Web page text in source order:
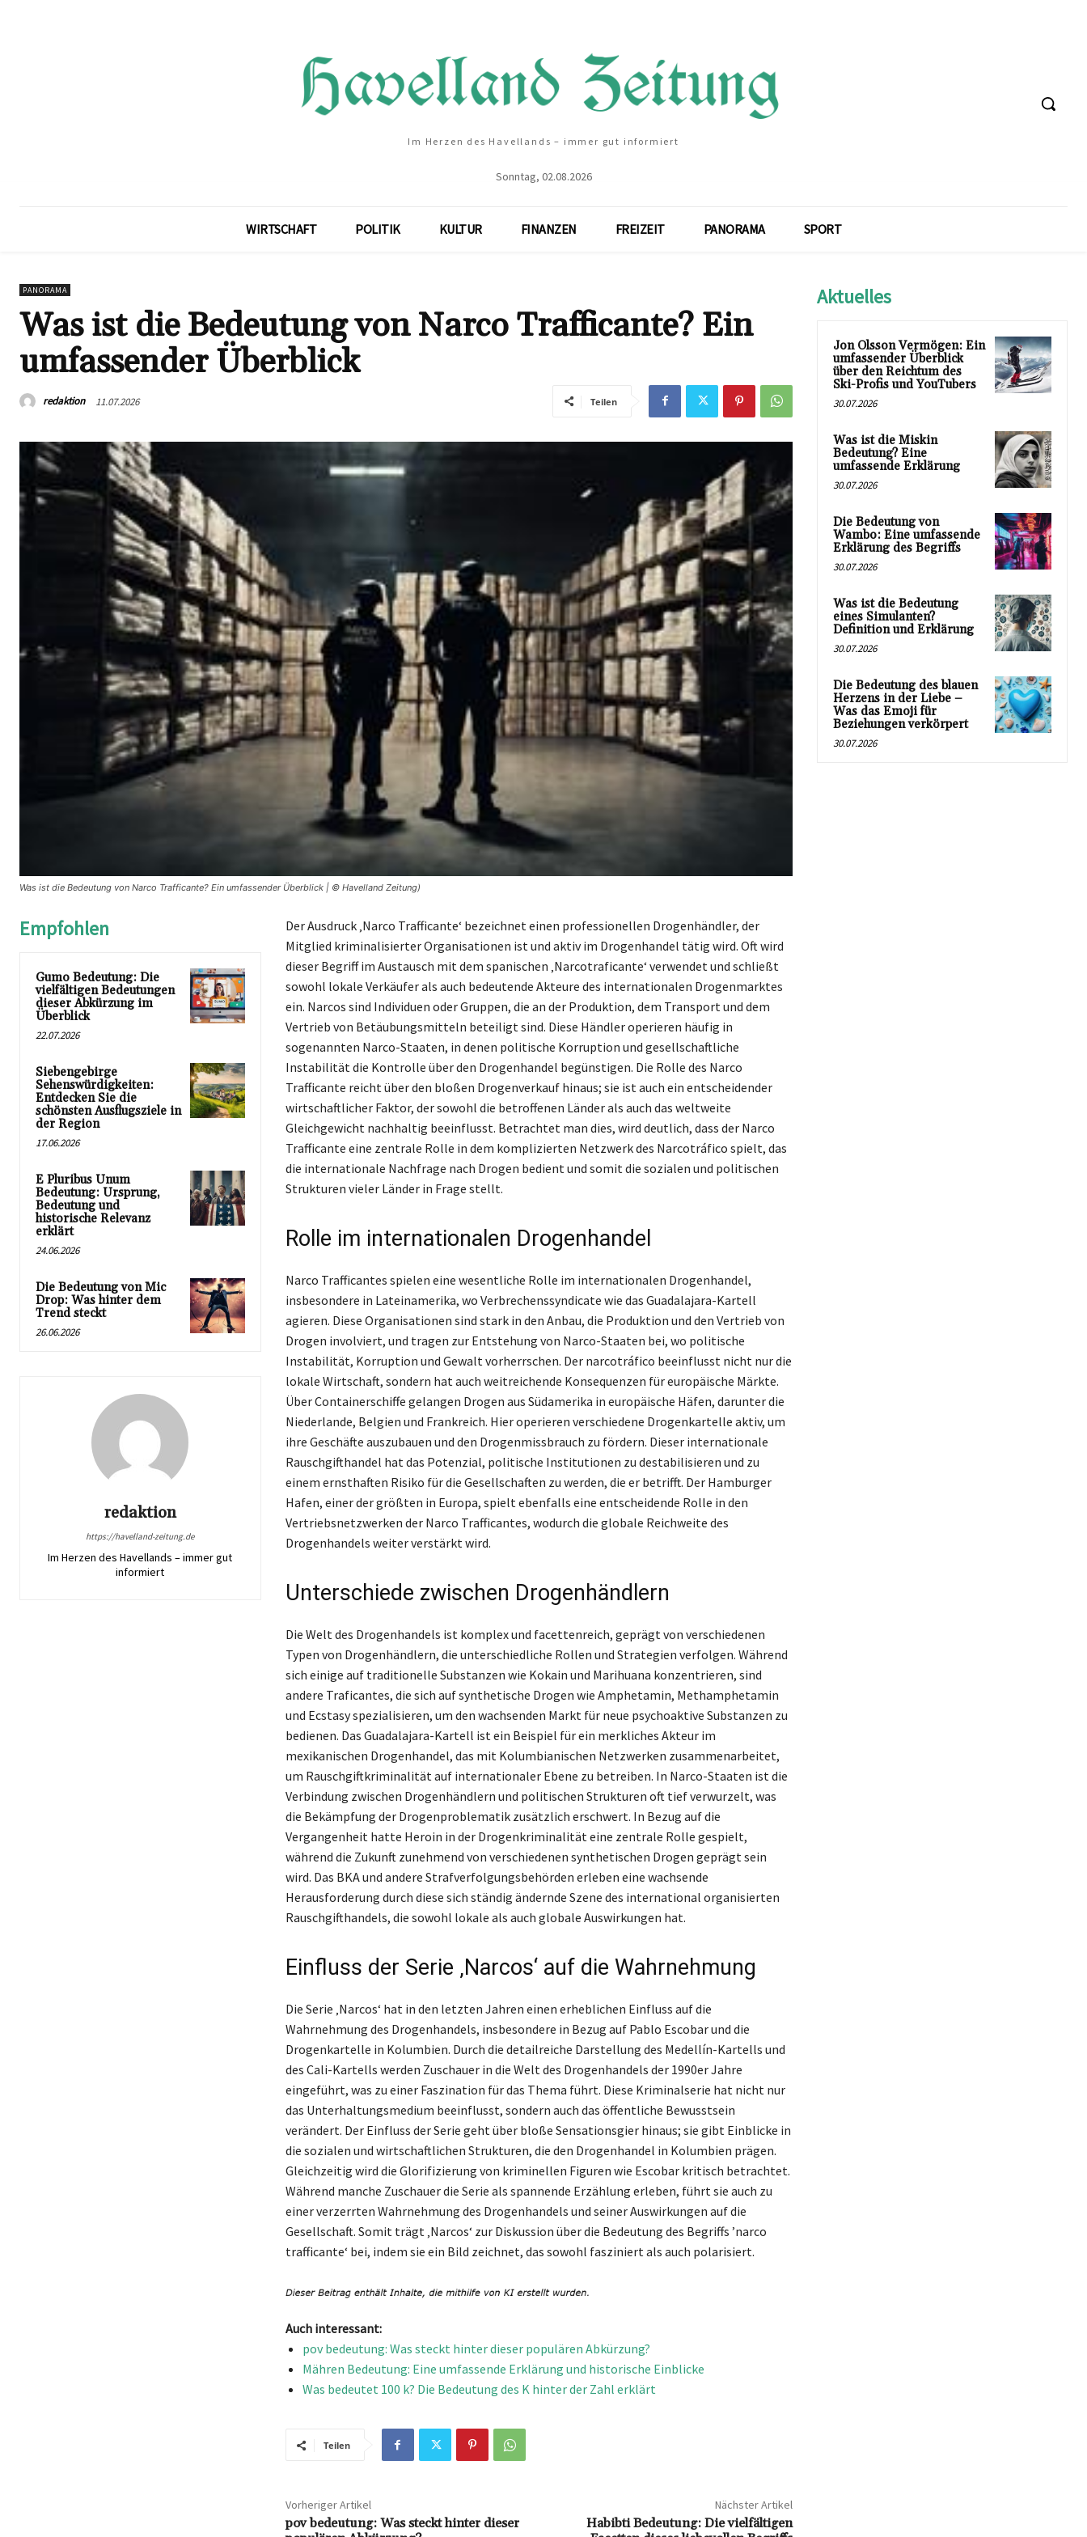
Im Herzen des Havellands – immer gut informiert
Sonntag, 02.08.2026
WIRTSCHAFT POLITIK KULTUR FINANZEN FREIZEIT PANORAMA SPORT
PANORAMA
Was ist die Bedeutung von Narco Trafficante? Ein
umfassender Überblick
redaktion 11.07.2026 Teilen
Was ist die Bedeutung von Narco Trafficante? Ein umfassender Überblick | © Havelland Zeitung)
Empfohlen
Gumo Bedeutung: Die
vielfältigen Bedeutungen
dieser Abkürzung im
Überblick
22.07.2026
Siebengebirge
Sehenswürdigkeiten:
Entdecken Sie die
schönsten Ausflugsziele in
der Region
17.06.2026
E Pluribus Unum
Bedeutung: Ursprung,
Bedeutung und
historische Relevanz
erklärt
24.06.2026
Die Bedeutung von Mic
Drop: Was hinter dem
Trend steckt
26.06.2026
redaktion
https://havelland-zeitung.de
Im Herzen des Havellands – immer gut
informiert
Der Ausdruck ‚Narco Trafficante‘ bezeichnet einen professionellen Drogenhändler, der
Mitglied kriminalisierter Organisationen ist und aktiv im Drogenhandel tätig wird. Oft wird
dieser Begriff im Austausch mit dem spanischen ‚Narcotraficante‘ verwendet und schließt
sowohl lokale Verkäufer als auch bedeutende Akteure des internationalen Drogenmarktes
ein. Narcos sind Individuen oder Gruppen, die an der Produktion, dem Transport und dem
Vertrieb von Betäubungsmitteln beteiligt sind. Diese Händler operieren häufig in
sogenannten Narco-Staaten, in denen politische Korruption und gesellschaftliche
Instabilität die Kontrolle über den Drogenhandel begünstigen. Die Rolle des Narco
Trafficante reicht über den bloßen Drogenverkauf hinaus; sie ist auch ein entscheidender
wirtschaftlicher Faktor, der sowohl die betroffenen Länder als auch das weltweite
Gleichgewicht nachhaltig beeinflusst. Betrachtet man dies, wird deutlich, dass der Narco
Trafficante eine zentrale Rolle in dem komplizierten Netzwerk des Narcotráfico spielt, das
die internationale Nachfrage nach Drogen bedient und somit die sozialen und politischen
Strukturen vieler Länder in Frage stellt.
Rolle im internationalen Drogenhandel
Narco Trafficantes spielen eine wesentliche Rolle im internationalen Drogenhandel,
insbesondere in Lateinamerika, wo Verbrechenssyndicate wie das Guadalajara-Kartell
agieren. Diese Organisationen sind stark in den Anbau, die Produktion und den Vertrieb von
Drogen involviert, und tragen zur Entstehung von Narco-Staaten bei, wo politische
Instabilität, Korruption und Gewalt vorherrschen. Der narcotráfico beeinflusst nicht nur die
lokale Wirtschaft, sondern hat auch weitreichende Konsequenzen für europäische Märkte.
Über Containerschiffe gelangen Drogen aus Südamerika in europäische Häfen, darunter die
Niederlande, Belgien und Frankreich. Hier operieren verschiedene Drogenkartelle aktiv, um
ihre Geschäfte auszubauen und den Drogenmissbrauch zu fördern. Dieser internationale
Rauschgifthandel hat das Potenzial, politische Institutionen zu destabilisieren und zu
einem ernsthaften Risiko für die Gesellschaften zu werden, die er betrifft. Der Hamburger
Hafen, einer der größten in Europa, spielt ebenfalls eine entscheidende Rolle in den
Vertriebsnetzwerken der Narco Trafficantes, wodurch die globale Reichweite des
Drogenhandels weiter verstärkt wird.
Unterschiede zwischen Drogenhändlern
Die Welt des Drogenhandels ist komplex und facettenreich, geprägt von verschiedenen
Typen von Drogenhändlern, die unterschiedliche Rollen und Strategien verfolgen. Während
sich einige auf traditionelle Substanzen wie Kokain und Marihuana konzentrieren, sind
andere Traficantes, die sich auf synthetische Drogen wie Amphetamin, Methamphetamin
und Ecstasy spezialisieren, um den wachsenden Markt für neue psychoaktive Substanzen zu
bedienen. Das Guadalajara-Kartell ist ein Beispiel für ein merkliches Akteur im
mexikanischen Drogenhandel, das mit Kolumbianischen Netzwerken zusammenarbeitet,
um Rauschgiftkriminalität auf internationaler Ebene zu betreiben. In Narco-Staaten ist die
Verbindung zwischen Drogenhändlern und politischen Strukturen oft tief verwurzelt, was
die Bekämpfung der Drogenproblematik zusätzlich erschwert. In Bezug auf die
Vergangenheit hatte Heroin in der Drogenkriminalität eine zentrale Rolle gespielt,
während die Zukunft zunehmend von verschiedenen synthetischen Drogen geprägt sein
wird. Das BKA und andere Strafverfolgungsbehörden erleben eine wachsende
Herausforderung durch diese sich ständig ändernde Szene des international organisierten
Rauschgifthandels, die sowohl lokale als auch globale Auswirkungen hat.
Einfluss der Serie ‚Narcos‘ auf die Wahrnehmung
Die Serie ‚Narcos‘ hat in den letzten Jahren einen erheblichen Einfluss auf die
Wahrnehmung des Drogenhandels, insbesondere in Bezug auf Pablo Escobar und die
Drogenkartelle in Kolumbien. Durch die detailreiche Darstellung des Medellín-Kartells und
des Cali-Kartells werden Zuschauer in die Welt des Drogenhandels der 1990er Jahre
eingeführt, was zu einer Faszination für das Thema führt. Diese Kriminalserie hat nicht nur
das Unterhaltungsmedium beeinflusst, sondern auch das öffentliche Bewusstsein
verändert. Der Einfluss der Serie geht über bloße Sensationsgier hinaus; sie gibt Einblicke in
die sozialen und wirtschaftlichen Strukturen, die den Drogenhandel in Kolumbien prägen.
Gleichzeitig wird die Glorifizierung von kriminellen Figuren wie Escobar kritisch betrachtet.
Während manche Zuschauer die Serie als spannende Erzählung erleben, führt sie auch zu
einer verzerrten Wahrnehmung des Drogenhandels und seiner Auswirkungen auf die
Gesellschaft. Somit trägt ‚Narcos‘ zur Diskussion über die Bedeutung des Begriffs ’narco
trafficante‘ bei, indem sie ein Bild zeichnet, das sowohl fasziniert als auch polarisiert.
Auch interessant:
pov bedeutung: Was steckt hinter dieser populären Abkürzung?
Mähren Bedeutung: Eine umfassende Erklärung und historische Einblicke
Was bedeutet 100 k? Die Bedeutung des K hinter der Zahl erklärt
Teilen
Vorheriger Artikel
pov bedeutung: Was steckt hinter dieser
Nächster Artikel
Habibti Bedeutung: Die vielfältigen
Aktuelles
Jon Olsson Vermögen: Ein
umfassender Überblick
über den Reichtum des
Ski-Profis und YouTubers
30.07.2026
Was ist die Miskin
Bedeutung? Eine
umfassende Erklärung
30.07.2026
Die Bedeutung von
Wambo: Eine umfassende
Erklärung des Begriffs
30.07.2026
Was ist die Bedeutung
eines Simulanten?
Definition und Erklärung
30.07.2026
Die Bedeutung des blauen
Herzens in der Liebe –
Was das Emoji für
Beziehungen verkörpert
30.07.2026